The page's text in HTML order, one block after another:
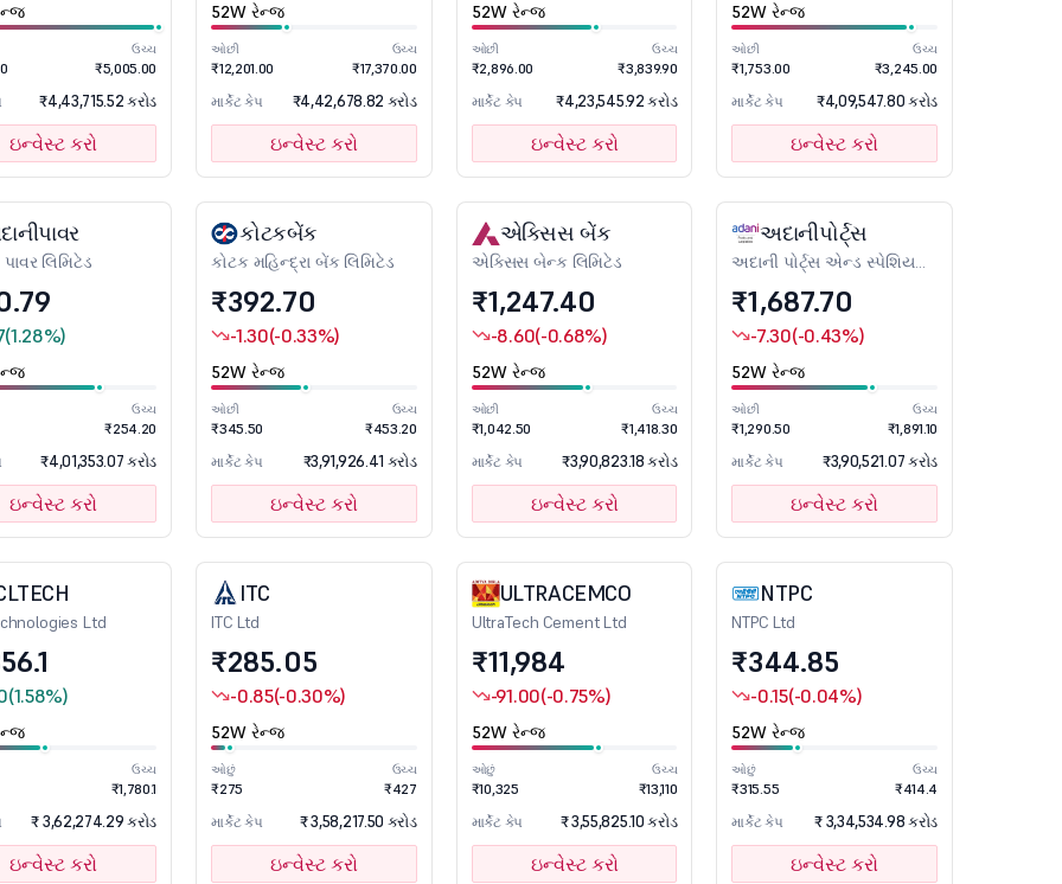
ઉચ્ચ
₹5,005.00
₹4,43,715.52 કરોડ
ઇન્વેસ્ટ કરો
52W રેન્જ
ઓછી
₹12,201.00
ઉચ્ચ
₹17,370.00
માર્કેટ કેપ
₹4,42,678.82 કરોડ
ઇન્વેસ્ટ કરો
52W રેન્જ
ઓછી
₹2,896.00
ઉચ્ચ
₹3,839.90
માર્કેટ કેપ
₹4,23,545.92 કરોડ
ઇન્વેસ્ટ કરો
52W રેન્જ
ઓછી
₹1,753.00
ઉચ્ચ
₹3,245.00
માર્કેટ કેપ
₹4,09,547.80 કરોડ
ઇન્વેસ્ટ કરો
લિમિટેડ
(1.28%)
ઉચ્ચ
₹254.20
₹4,01,353.07 કરોડ
ઇન્વેસ્ટ કરો
કોટકબેંક
કોટક મહિન્દ્રા બેંક લિમિટેડ
₹392.70
-1.30(-0.33%)
52W રેન્જ
ઓછી
₹345.50
ઉચ્ચ
₹453.20
માર્કેટ કેપ
₹3,91,926.41 કરોડ
ઇન્વેસ્ટ કરો
એક્સિસ બેંક
એક્સિસ બેન્ક લિમિટેડ
₹1,247.40
-8.60(-0.68%)
52W રેન્જ
ઓછી
₹1,042.50
ઉચ્ચ
₹1,418.30
માર્કેટ કેપ
₹3,90,823.18 કરોડ
ઇન્વેસ્ટ કરો
અદાનીપોર્ટ્સ
અદાની પોર્ટ્સ એન્ડ સ્પેશિયલ
₹1,687.70
-7.30(-0.43%)
52W રેન્જ
ઓછી
₹1,290.50
ઉચ્ચ
₹1,891.10
માર્કેટ કેપ
₹3,90,521.07 કરોડ
ઇન્વેસ્ટ કરો
Ltd
(1.58%)
ઉચ્ચ
₹1,780.1
₹ 3,62,274.29 કરોડ
ઇન્વેસ્ટ કરો
ITC
ITC Ltd
₹285.05
-0.85(-0.30%)
52W રેન્જ
ઓછું
₹275
ઉચ્ચ
₹427
માર્કેટ કેપ
₹ 3,58,217.50 કરોડ
ઇન્વેસ્ટ કરો
ULTRACEMCO
UltraTech Cement Ltd
₹11,984
-91.00(-0.75%)
52W રેન્જ
ઓછું
₹10,325
ઉચ્ચ
₹13,110
માર્કેટ કેપ
₹ 3,55,825.10 કરોડ
ઇન્વેસ્ટ કરો
NTPC
NTPC Ltd
₹344.85
-0.15(-0.04%)
52W રેન્જ
ઓછું
₹315.55
ઉચ્ચ
₹414.4
માર્કેટ કેપ
₹ 3,34,534.98 કરોડ
ઇન્વેસ્ટ કરો